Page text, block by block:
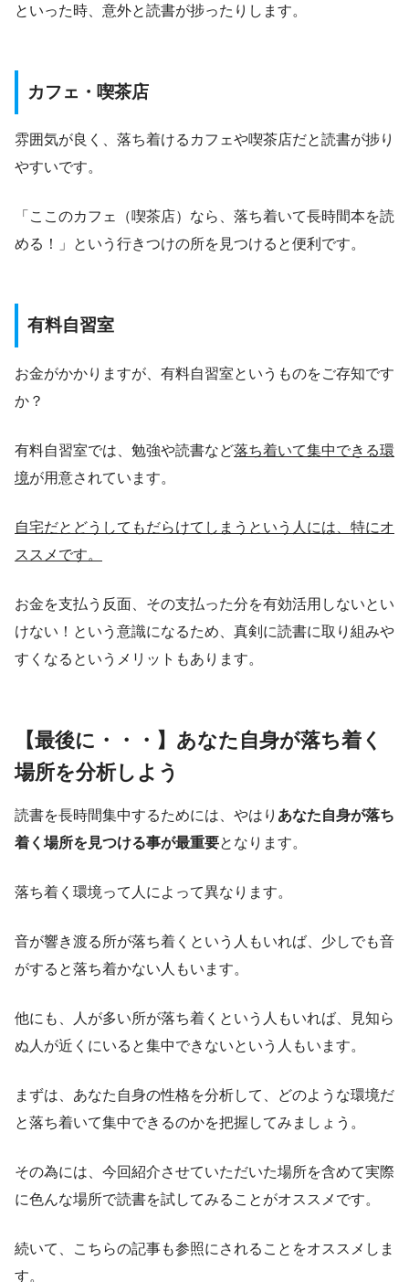
といった時、意外と読書が捗ったりします。
カフェ・喫茶店
雰囲気が良く、落ち着けるカフェや喫茶店だと読書が捗り
やすいです。
「ここのカフェ（喫茶店）なら、落ち着いて長時間本を読
める！」という行きつけの所を見つけると便利です。
有料自習室
お金がかかりますが、有料自習室というものをご存知です
か？
有料自習室では、勉強や読書など落ち着いて集中できる環
境が用意されています。
自宅だとどうしてもだらけてしまうという人には、特にオ
ススメです。
お金を支払う反面、その支払った分を有効活用しないとい
けない！という意識になるため、真剣に読書に取り組みや
すくなるというメリットもあります。
【最後に・・・】あなた自身が落ち着く
場所を分析しよう
読書を長時間集中するためには、やはり あなた自身が落ち
着く場所を見つける事が最重要となります。
落ち着く環境って人によって異なります。
音が響き渡る所が落ち着くという人もいれば、少しでも音
がすると落ち着かない人もいます。
他にも、人が多い所が落ち着くという人もいれば、見知ら
ぬ人が近くにいると集中できないという人もいます。
まずは、あなた自身の性格を分析して、どのような環境だ
と落ち着いて集中できるのかを把握してみましょう。
その為には、今回紹介させていただいた場所を含めて実際
に色んな場所で読書を試してみることがオススメです。
続いて、こちらの記事も参照にされることをオススメしま
す。